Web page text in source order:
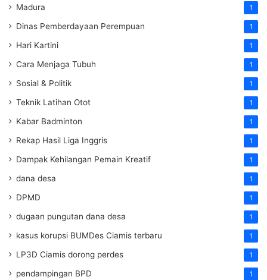
Madura 1
Dinas Pemberdayaan Perempuan 1
Hari Kartini 1
Cara Menjaga Tubuh 1
Sosial & Politik 1
Teknik Latihan Otot 1
Kabar Badminton 1
Rekap Hasil Liga Inggris 1
Dampak Kehilangan Pemain Kreatif 1
dana desa 1
DPMD 1
dugaan pungutan dana desa 1
kasus korupsi BUMDes Ciamis terbaru 1
LP3D Ciamis dorong perdes 1
pendampingan BPD 1